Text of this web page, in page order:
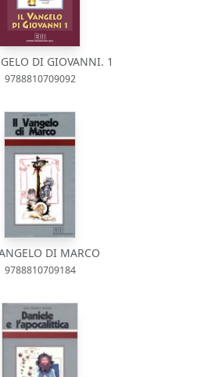
DI GIOVANNI. 1
9788810709092
DI MARCO
9788810709184